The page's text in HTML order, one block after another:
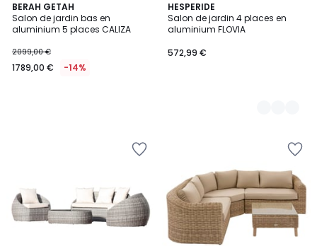
BERAH GETAH
Salon de jardin bas en
aluminium 5 places CALIZA
2099,00 €
1789,00 € -14%
HESPERIDE
Salon de jardin 4 places en
aluminium FLOVIA
572,99 €
3
Couleurs